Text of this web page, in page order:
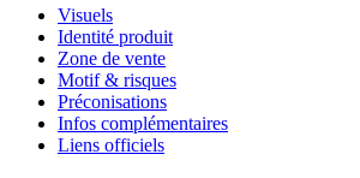
Visuels
Identité produit
Zone de vente
Motif & risques
Préconisations
Infos complémentaires
Liens officiels